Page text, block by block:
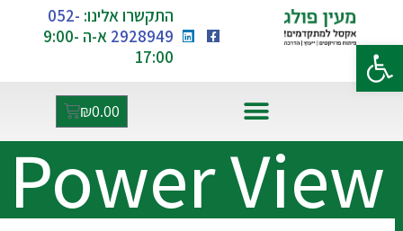
פתח סרגל נגישות
התקשרו אלינו: 052-
2928949
א-ה 9:00-
17:00
₪0.00
Power View